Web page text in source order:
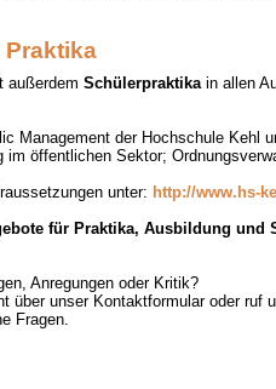
außerdem Schülerpraktikain allen
Management der Hochschule Kehl
im öffentlichen Sektor;
unter: http://www.hs-
für Praktika, Ausbildung
Anregungen oder Kritik?
über unser Kontaktformular oder ruf
Fragen.